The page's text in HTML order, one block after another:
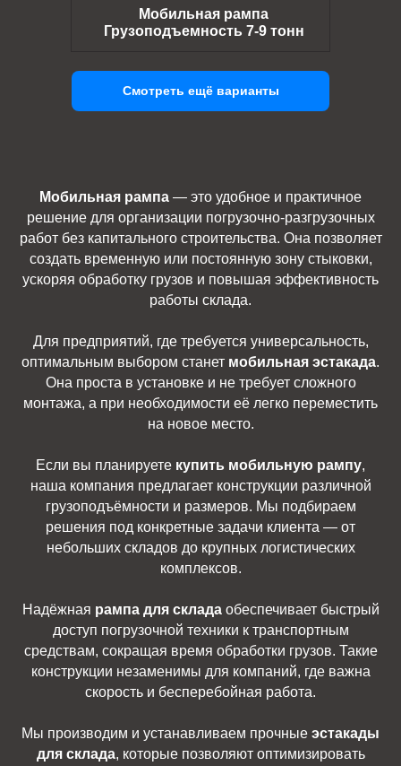
Мобильная рампа
Грузоподъемность 7-9 тонн
Смотреть ещё варианты
Мобильная рампа — это удобное и практичное
решение для организации погрузочно-разгрузочных
работ без капитального строительства. Она позволяет
создать временную или постоянную зону стыковки,
ускоряя обработку грузов и повышая эффективность
работы склада.
Для предприятий, где требуется универсальность,
оптимальным выбором станет мобильная эстакада.
Она проста в установке и не требует сложного
монтажа, а при необходимости её легко переместить
на новое место.
Если вы планируете купить мобильную рампу,
наша компания предлагает конструкции различной
грузоподъёмности и размеров. Мы подбираем
решения под конкретные задачи клиента — от
небольших складов до крупных логистических
комплексов.
Надёжная рампа для складаобеспечивает быстрый
доступ погрузочной техники к транспортным
средствам, сокращая время обработки грузов. Такие
конструкции незаменимы для компаний, где важна
скорость и бесперебойная работа.
Мы производим и устанавливаем прочные эстакады
для склада, которые позволяют оптимизировать